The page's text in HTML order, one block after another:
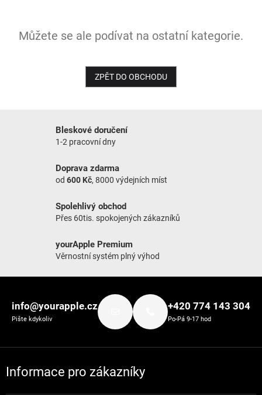
Můžete se ale podívat na ostatní kategorie.
ZPĚT DO OBCHODU
Bleskové doručení
1-2 pracovní dny
Doprava zdarma
od 600 Kč, 8000 výdejních míst
Spolehlivý obchod
Přes 60tis. spokojených zákazníků
yourApple Premium
Věrnostní systém plný výhod
info@yourapple.cz
Pište kdykoliv
+420 774 143 304
Po-Pá 9-17 hod
Informace pro zákazníky